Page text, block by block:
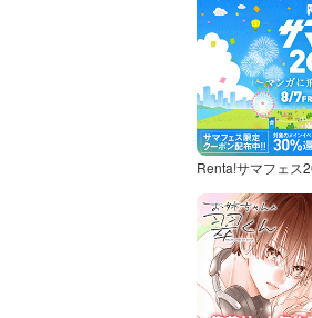
Renta!サマフェス